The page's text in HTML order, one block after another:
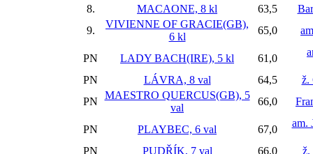
8.
MACAONE, 8 kl 63,5
9.
VIVIENNE OF GRACIE(GB),
6 kl
65,0
PN LADY BACH(IRE), 5 kl 61,0
PN LÁVRA, 8 val 64,5
ž.
PN
MAESTRO QUERCUS(GB), 5
val
66,0
PN PLAYBEC, 6 val 67,0
am.
PN PUDŘÍK, 7 val 66,0
ž.